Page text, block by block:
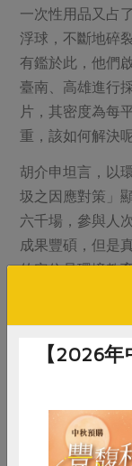
一次性用品又占
浮球，不斷地碎
有鑑於此，他們
臺南、高雄進行
片，其密度為每
重，該如何解決
胡介申坦言，以
圾之因應對策」
六千場，參與人
成果豐碩，但是
的定位是環境教
該透過產官學與
末了，胡介申展
鋼吸管等等，呼
前要帶三寶出門
背包」，出門旅
【2026